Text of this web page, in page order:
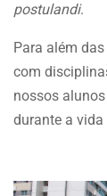
postulandi.
Para além
com
nossos
durante a